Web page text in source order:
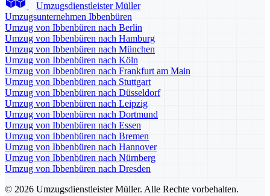
Umzugsdienstleister Müller
Umzugsunternehmen Ibbenbüren
Umzug von Ibbenbüren nach Berlin
Umzug von Ibbenbüren nach Hamburg
Umzug von Ibbenbüren nach München
Umzug von Ibbenbüren nach Köln
Umzug von Ibbenbüren nach Frankfurt am Main
Umzug von Ibbenbüren nach Stuttgart
Umzug von Ibbenbüren nach Düsseldorf
Umzug von Ibbenbüren nach Leipzig
Umzug von Ibbenbüren nach Dortmund
Umzug von Ibbenbüren nach Essen
Umzug von Ibbenbüren nach Bremen
Umzug von Ibbenbüren nach Hannover
Umzug von Ibbenbüren nach Nürnberg
Umzug von Ibbenbüren nach Dresden
© 2026 Umzugsdienstleister Müller. Alle Rechte vorbehalten.